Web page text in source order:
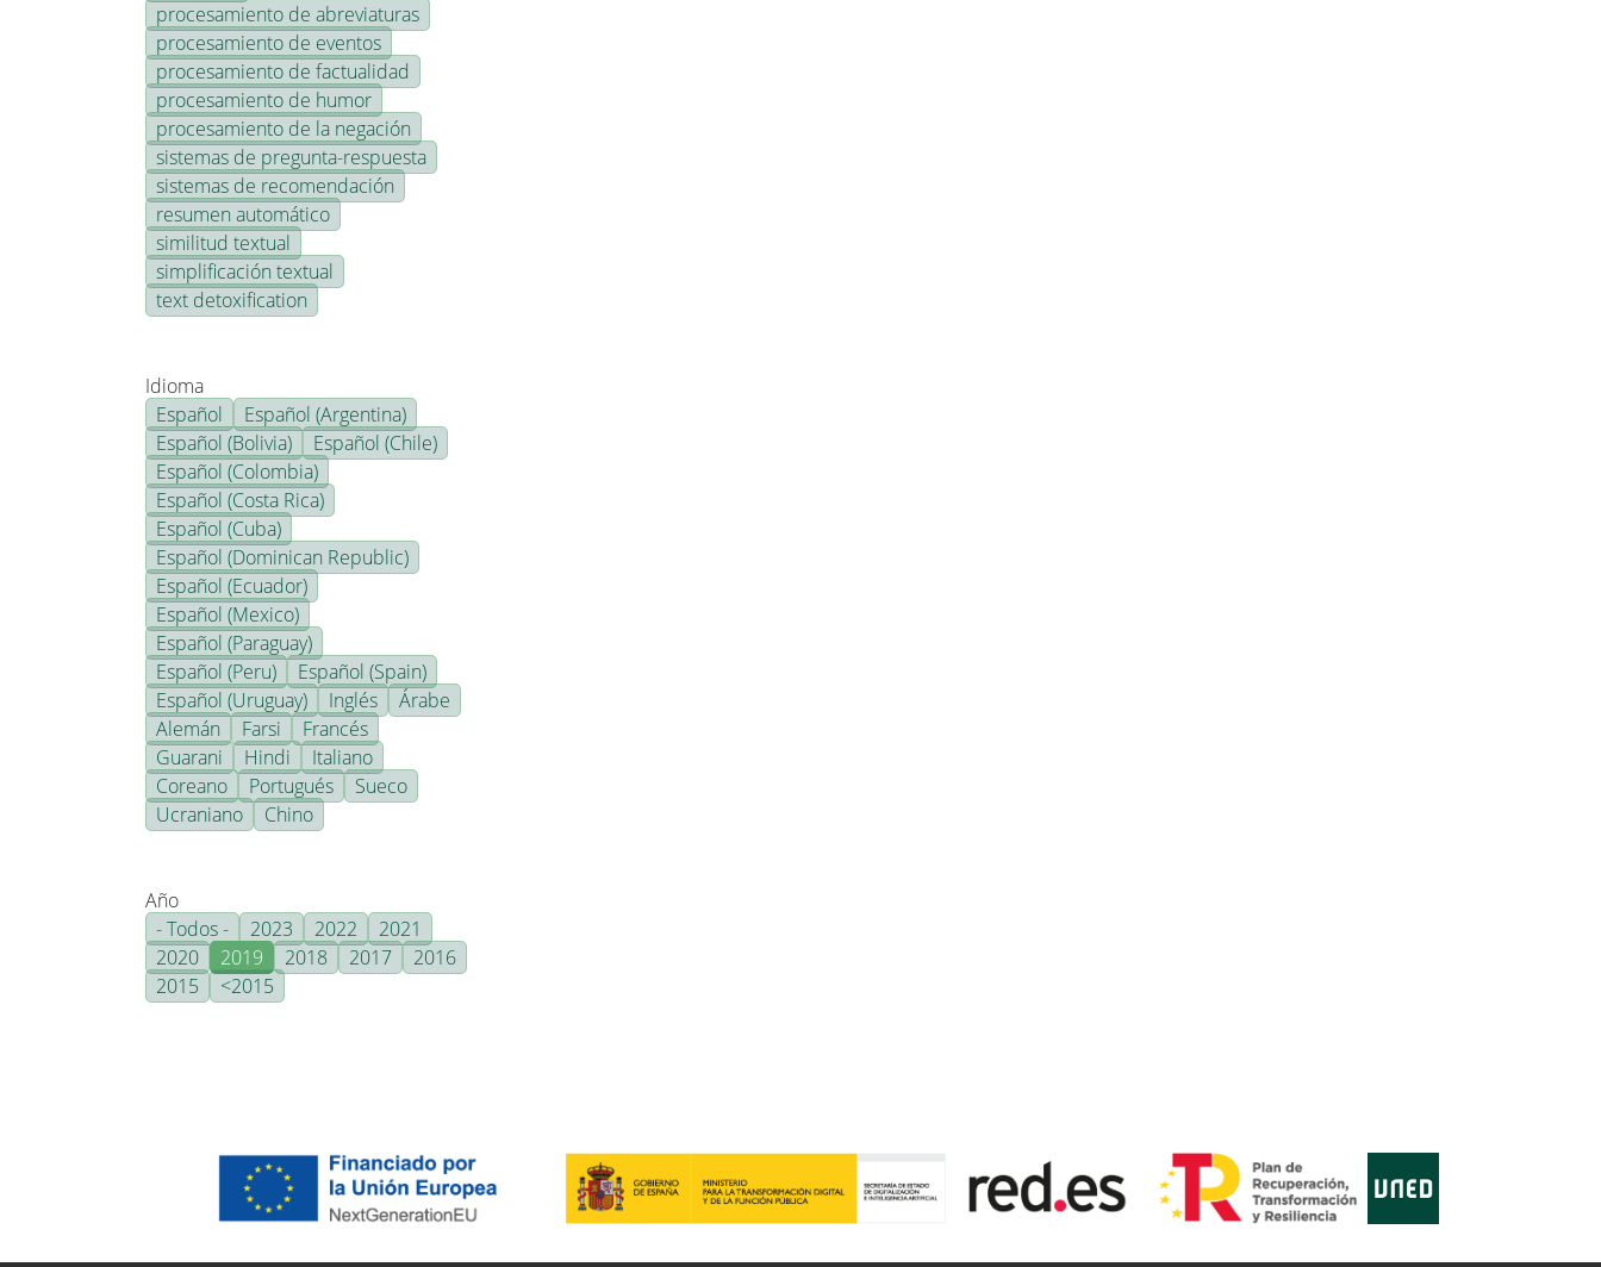
procesamiento de abreviaturas
procesamiento de eventos
procesamiento de factualidad
procesamiento de humor
procesamiento de la negación
sistemas de pregunta-respuesta
sistemas de recomendación
resumen automático
similitud textual
simplificación textual
text detoxification
Idioma
Español
Español (Argentina)
Español (Bolivia)
Español (Chile)
Español (Colombia)
Español (Costa Rica)
Español (Cuba)
Español (Dominican Republic)
Español (Ecuador)
Español (Mexico)
Español (Paraguay)
Español (Peru)
Español (Spain)
Español (Uruguay)
Inglés
Árabe
Alemán
Farsi
Francés
Guarani
Hindi
Italiano
Coreano
Portugués
Sueco
Ucraniano
Chino
Año
- Todos -
2023 2022
2021
2020
2019 2018 2017
2016
2015
<2015